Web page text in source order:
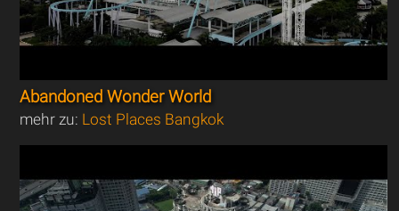
Abandoned Wonder World
mehr zu: Lost Places Bangkok